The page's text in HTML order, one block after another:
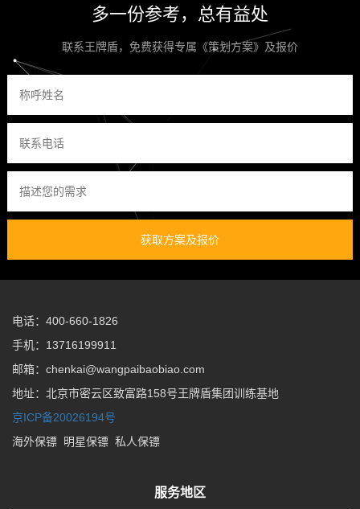
多一份参考，总有益处
联系王牌盾，免费获得专属《策划方案》及报价
获取方案及报价
电话：400-660-1826
手机：13716199911
邮箱：chenkai@wangpaibaobiao.com
地址：北京市密云区致富路158号王牌盾集团训练基地
京ICP备20026194号
海外保镖
明星保镖 私人保镖
服务地区